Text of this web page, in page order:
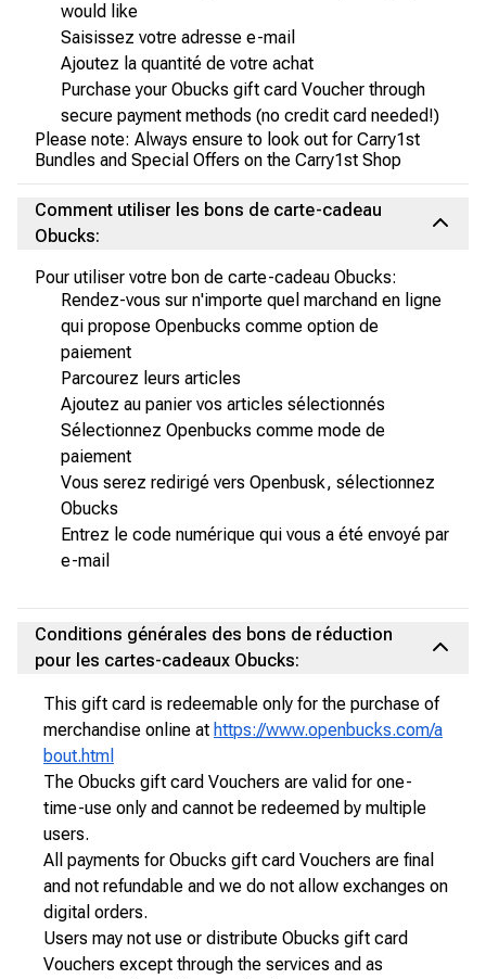
would like
Saisissez votre adresse e-mail
Ajoutez la quantité de votre achat
Purchase your Obucks gift card Voucher through
secure payment methods (no credit card needed!)
Please note: Always ensure to look out for Carry1st
Bundles and Special Offers on the Carry1st Shop
Comment utiliser les bons de carte-cadeau
Obucks:
Pour utiliser votre bon de carte-cadeau Obucks:
Rendez-vous sur n'importe quel marchand en ligne
qui propose Openbucks comme option de
paiement
Parcourez leurs articles
Ajoutez au panier vos articles sélectionnés
Sélectionnez Openbucks comme mode de
paiement
Vous serez redirigé vers Openbusk, sélectionnez
Obucks
Entrez le code numérique qui vous a été envoyé par
e-mail
Conditions générales des bons de réduction
pour les cartes-cadeaux Obucks:
This gift card is redeemable only for the purchase of
merchandise online at https://www.openbucks.com/a
bout.html
The Obucks gift card Vouchers are valid for one-
time-use only and cannot be redeemed by multiple
users.
All payments for Obucks gift card Vouchers are final
and not refundable and we do not allow exchanges on
digital orders.
Users may not use or distribute Obucks gift card
Vouchers except through the services and as